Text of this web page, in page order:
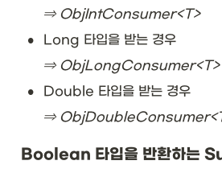
\
t{
⇒ ObjIntConsumer<T>
•
Long 타입을 받는 경우
⇒ ObjLongConsumer<T>
•
Double 타입을 받는 경우
⇒
Boolean 타입을 반환하는